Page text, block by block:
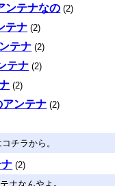
ンテナなの (2)
テナ (2)
テナ (2)
テナ (2)
(2)
ンテナ (2)
チラから。
(2)